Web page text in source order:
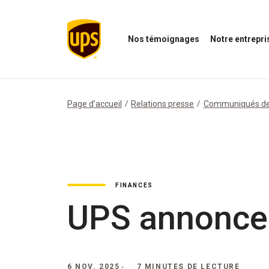
Nos témoignages
témoignages
Notre
notre
entreprise
Page d’accueil Relations presse Communiqués
FINANCES
UPS
6 NOV. 2025 7 MINUTES DE LECTURE